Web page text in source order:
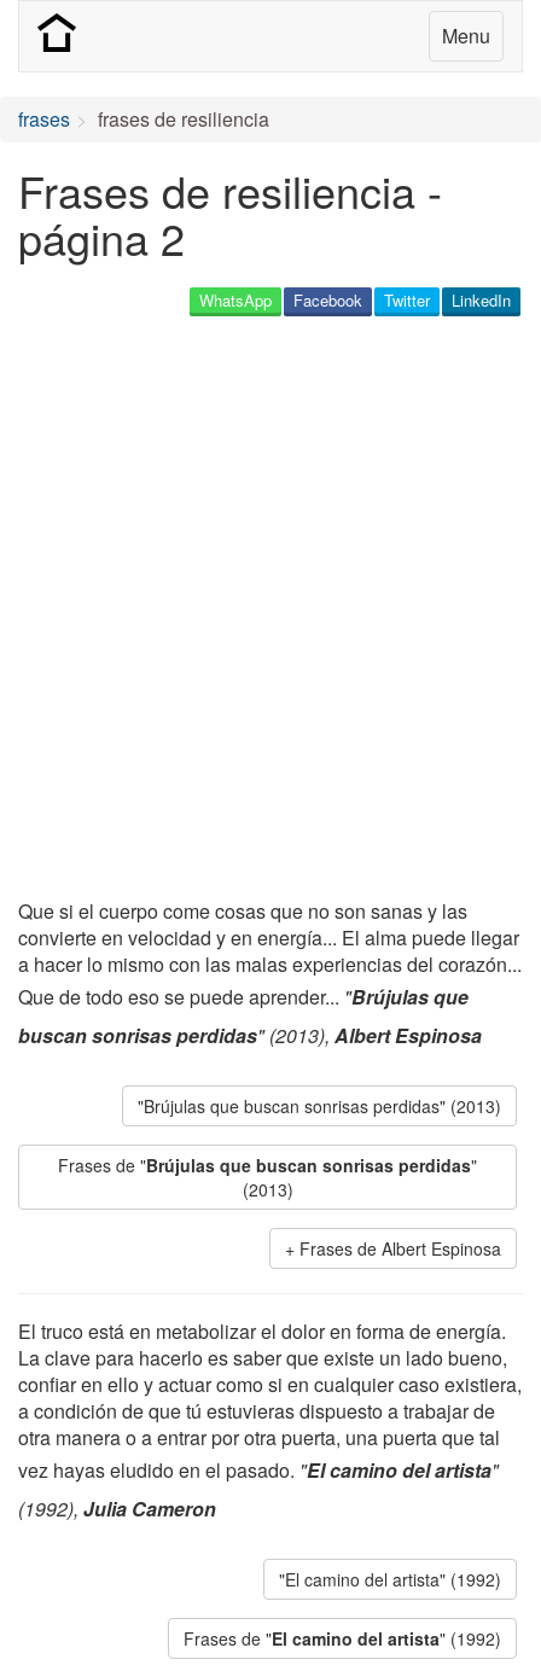
Menu
frases frases de resiliencia
Frases de resiliencia -
página 2
LinkedIn
Twitter
Facebook
WhatsApp
Que si el cuerpo come cosas que no son sanas y las
convierte en velocidad y en energía... El alma puede llegar
a hacer lo mismo con las malas experiencias del corazón...
Que de todo eso se puede aprender... "Brújulas que
buscan sonrisas perdidas" (2013), Albert Espinosa
"Brújulas que buscan sonrisas perdidas" (2013)
Frases de "Brújulas que buscan sonrisas perdidas"
(2013)
Frases de Albert Espinosa
El truco está en metabolizar el dolor en forma de energía.
La clave para hacerlo es saber que existe un lado bueno,
confiar en ello y actuar como si en cualquier caso existiera,
a condición de que tú estuvieras dispuesto a trabajar de
otra manera o a entrar por otra puerta, una puerta que tal
vez hayas eludido en el pasado. "El camino del artista"
(1992), Julia Cameron
"El camino del artista" (1992)
Frases de "El camino del artista" (1992)